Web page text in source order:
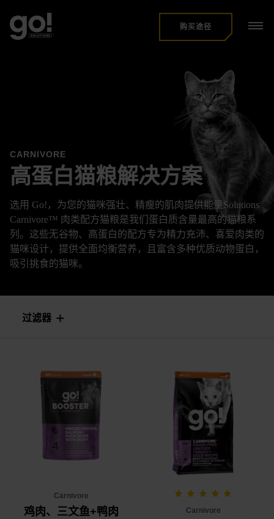
购买途径
CARNIVORE
高蛋白猫粮解决方案
选用 Go!，为您的猫咪强壮、精瘦的肌肉提供能量Solutions
Carnivore™ 肉类配方猫粮是我们蛋白质含量最高的猫粮系
列。这些无谷物、高蛋白的配方专为精力充沛、喜爱肉类的
猫咪设计，提供全面均衡营养，且富含多种优质动物蛋白，
吸引挑食的猫咪。
过滤器
Carnivore
鸡肉、三文鱼+鸭肉
Carnivore